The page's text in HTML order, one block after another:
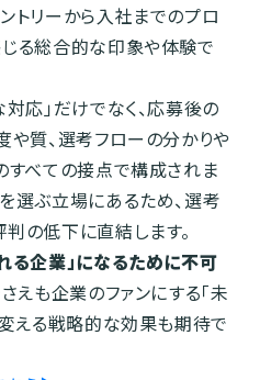
トリーから入社までのプロ
る総合的な印象や体験で
応」だけでなく、応募後の
や質、選考フローの分かりや
すべての接点で構成されま
選ぶ立場にあるため、選考
の低下に直結します。
る企業」になるために不可
えも企業のファンにする「未
変える戦略的な効果も期待で